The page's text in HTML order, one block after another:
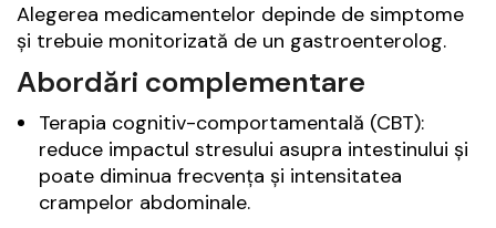
Alegerea medicamentelor depinde de simptome
și trebuie monitorizată de un gastroenterolog.
Abordări complementare
Terapia cognitiv-comportamentală (CBT):
reduce impactul stresului asupra intestinului și
poate diminua frecvența și intensitatea
crampelor abdominale.